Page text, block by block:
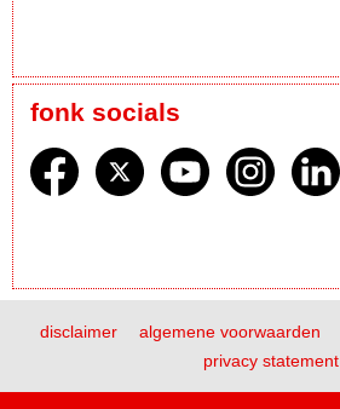
fonk socials
disclaimer algemene voorwaarden
privacy statement